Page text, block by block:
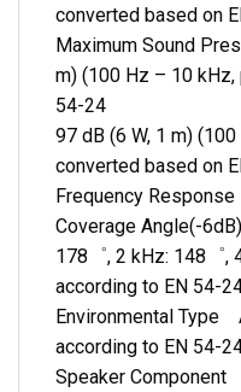
converted based on
Maximum Sound
m) (100 Hz – 10
54-24
97 dB (6 W, 1 m)
converted based on
Frequency
Coverage Angle(-
178゜, 2 kHz: 148゜,
according to EN 54-
Environmental Type
according to EN 54-
Speaker